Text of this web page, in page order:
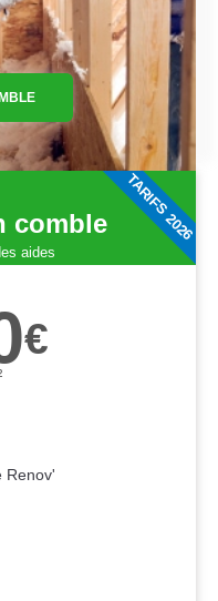
comble
aides
€
Renov'
TARIFS 2026